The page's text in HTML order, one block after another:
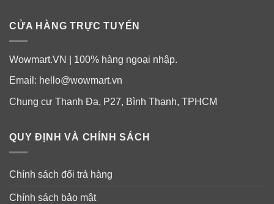
CỬA HÀNG TRỰC TUYẾN
Wowmart.VN | 100% hàng ngoại nhập.
Email: hello@wowmart.vn
Chung cư Thanh Đa, P27, Bình Thạnh, TPHCM
QUY ĐỊNH VÀ CHÍNH SÁCH
Chính sách đổi trả hàng
Chính sách bảo mật